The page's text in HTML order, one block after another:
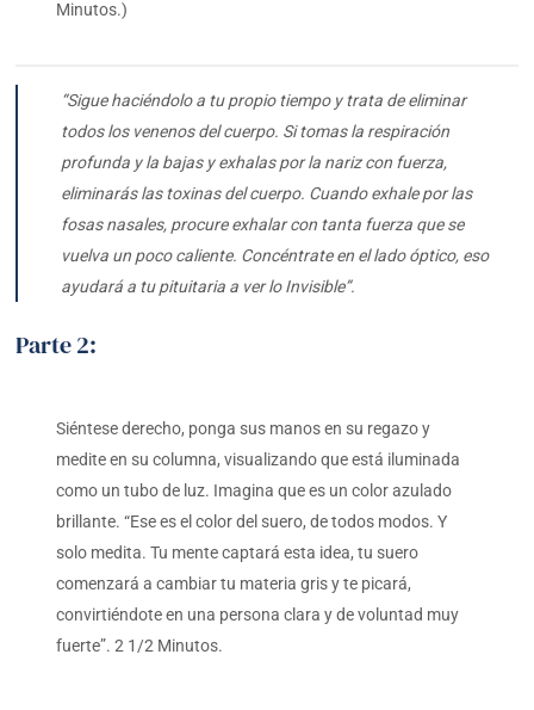
Minutos.)
“Sigue haciéndolo a tu propio tiempo y trata de eliminar
todos los venenos del cuerpo. Si tomas la respiración
profunda y la bajas y exhalas por la nariz con fuerza,
eliminarás las toxinas del cuerpo. Cuando exhale por las
fosas nasales, procure exhalar con tanta fuerza que se
vuelva un poco caliente. Concéntrate en el lado óptico, eso
ayudará a tu pituitaria a ver lo Invisible”.
Parte 2:
Siéntese derecho, ponga sus manos en su regazo y
medite en su columna, visualizando que está iluminada
como un tubo de luz. Imagina que es un color azulado
brillante. “Ese es el color del suero, de todos modos. Y
solo medita. Tu mente captará esta idea, tu suero
comenzará a cambiar tu materia gris y te picará,
convirtiéndote en una persona clara y de voluntad muy
fuerte”. 2 1/2 Minutos.